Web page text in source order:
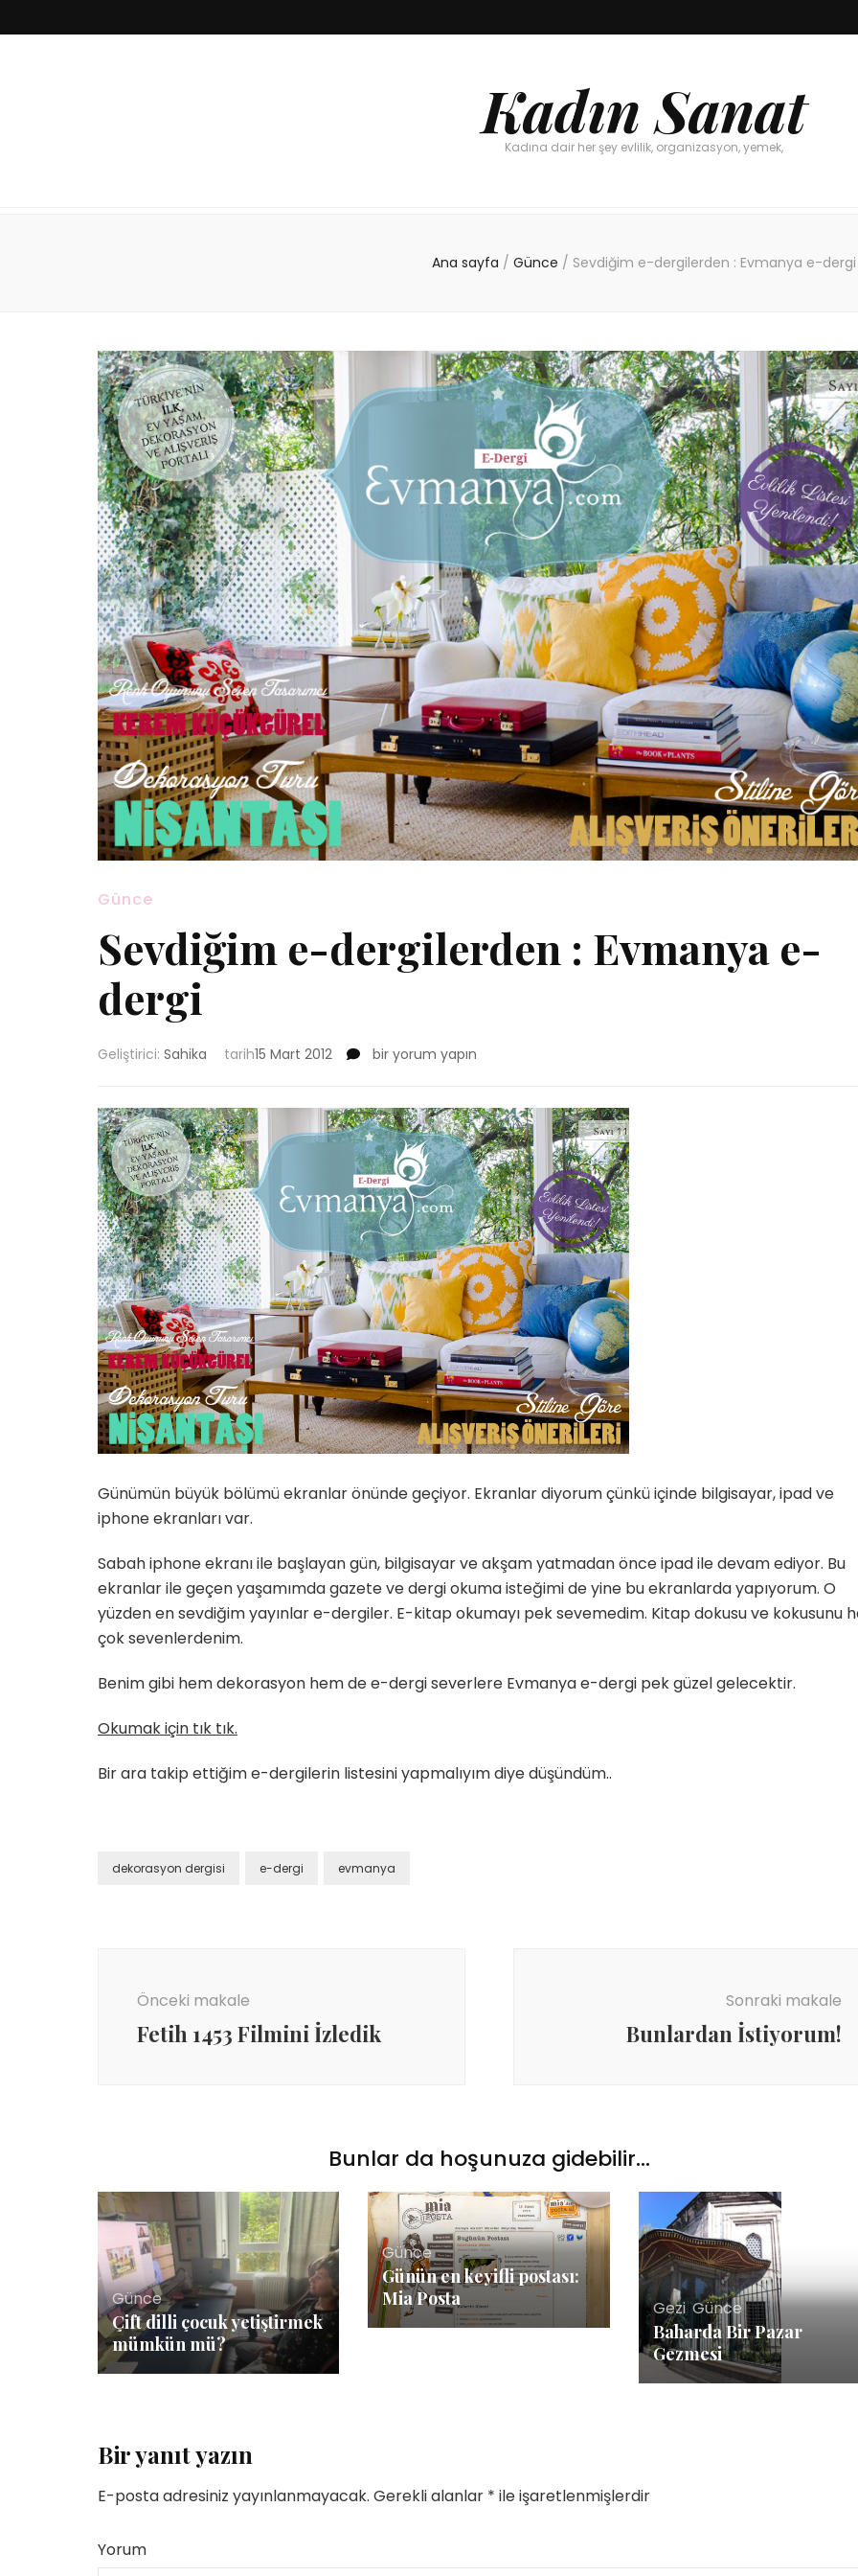
Kadın Sanat
Kadına dair her şey evlilik, organizasyon, yemek,
Ana sayfa / Günce / Sevdiğim e-dergilerden : Evmanya e-dergi
Günce
Sevdiğim e-dergilerden : Evmanya e-
dergi
Geliştirici: Sahika tarih15 Mart 2012
Sevdiğim
:
Evmanya
e-
dergi
için
bir yorum yapın
Günümün büyük bölümü ekranlar önünde geçiyor. Ekranlar diyorum çünkü içinde bilgisayar, ipad ve
iphone ekranları var.
Sabah iphone ekranı ile başlayan gün, bilgisayar ve akşam yatmadan önce ipad ile devam ediyor. Bu
ekranlar ile geçen yaşamımda gazete ve dergi okuma isteğimi de yine bu ekranlarda yapıyorum. O
yüzden en sevdiğim yayınlar e-dergiler. E-kitap okumayı pek sevemedim. Kitap dokusu ve kokusunu
çok sevenlerdenim.
Benim gibi hem dekorasyon hem de e-dergi severlere Evmanya e-dergi pek güzel gelecektir.
Okumak için tık tık.
Bir ara takip ettiğim e-dergilerin listesini yapmalıyım diye düşündüm..
dekorasyon dergisi e-dergi evmanya
dolaşımı
Önceki makale
Fetih 1453 Filmini İzledik
Sonraki makale
Bunlardan İstiyorum!
Bunlar da hoşunuza gidebilir...
Günce
Çift dilli çocuk yetiştirmek
mümkün mü?
Günce
Günün en keyifli postası:
Mia Posta
Gezi,Günce
Baharda Bir Pazar
Gezmesi
Bir yanıt yazın
E-posta adresiniz yayınlanmayacak. Gerekli alanlar * ile işaretlenmişlerdir
Yorum